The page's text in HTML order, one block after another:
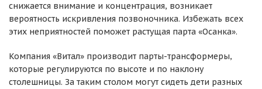
снижается внимание и концентрация, возникает
вероятность искривления позвоночника. Избежать всех
этих неприятностей поможет растущая парта «Осанка».
Компания «Витал» производит парты-трансформеры,
которые регулируются по высоте и по наклону
столешницы. За таким столом могут сидеть дети разных